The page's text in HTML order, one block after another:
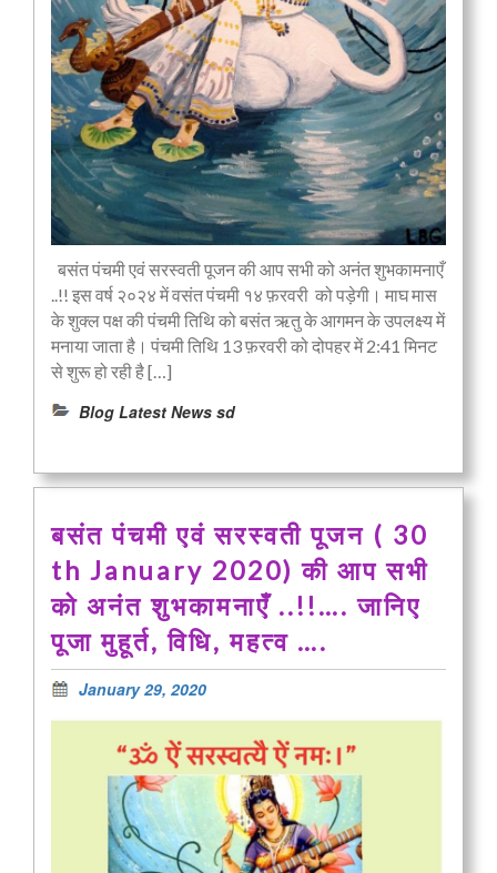
बसंत पंचमी एवं सरस्वती पूजन की आप सभी को अनंत शुभकामनाएँ
..!! इस वर्ष २०२४ में वसंत पंचमी १४ फ़रवरी को पड़ेगी। माघ मास
के शुक्ल पक्ष की पंचमी तिथि को बसंत ऋतु के आगमन के उपलक्ष्य में
मनाया जाता है। पंचमी तिथि 13 फ़रवरी को दोपहर में 2:41 मिनट
से शुरू हो रही है […]
Blog Latest News sd
बसंत पंचमी एवं सरस्वती पूजन ( 30
th January 2020) की आप सभी
को अनंत शुभकामनाएँ ..!!…. जानिए
पूजा मुहूर्त, विधि, महत्व ….
January 29, 2020